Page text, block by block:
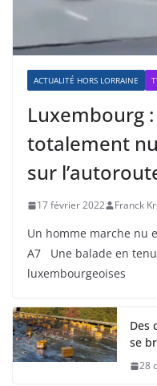
ACTUALITÉ HORS LORRAINE
Luxembourg
totalement
sur
17 février 2022 Franck
Un homme marche nu
A7 Une balade en
luxembourgeoises
Des
se
28